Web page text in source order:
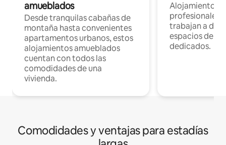
amueblados
Desde tranquilas cabañas de
montaña hasta convenientes
apartamentos urbanos, estos
alojamientos amueblados
cuentan con todos las
comodidades de una
vivienda.
Alojamientos
profesionales
trabajan a
espacios de
dedicados.
Comodidades y ventajas para estadías